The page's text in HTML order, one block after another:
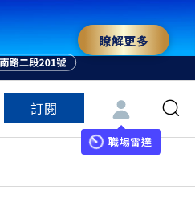
瞭解更多
訂閱
職場雷達
特色頻道